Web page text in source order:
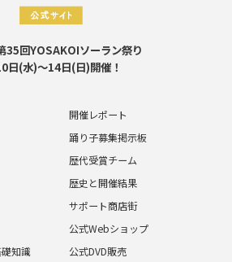
35回YOSAKOIソーラン祭り
日(水)～14日(日)開催！
開催レポート
踊り子募集掲示板
歴代受賞チーム
歴史と開催結果
サポート商店街
知識
公式Webショップ
公式DVD販売